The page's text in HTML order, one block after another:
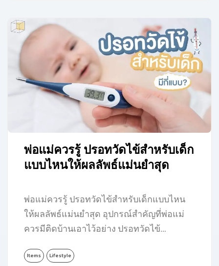
พ่อแม่ควรรู้ ปรอทวัดไข้สำหรับเด็ก
แบบไหนให้ผลลัพธ์แม่นยำสุด
พ่อแม่ควรรู้ ปรอทวัดไข้สำหรับเด็กแบบไหน
ให้ผลลัพธ์แม่นยำสุด อุปกรณ์สำคัญที่พ่อแม่
ควรมีติดบ้านเอาไว้อย่าง ปรอทวัดไข้…
Items Lifestyle